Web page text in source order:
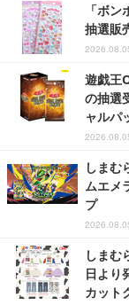
「ボ
抽選販
遊戯王
の抽選
ャルパ
しまむ
ムエメ
プ
しまむ
日より
カット